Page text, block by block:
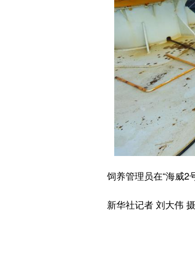
饲养管理员在“海威2号
新华社记者 刘大伟 摄